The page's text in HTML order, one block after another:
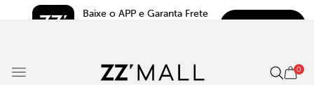
Baixe o APP e Garanta Frete
0